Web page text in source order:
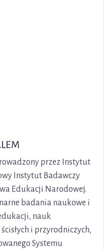
przez Instytut
Instytut Badawczy
Edukacji Narodowej.
badania naukowe i
nauk
i przyrodniczych,
Systemu